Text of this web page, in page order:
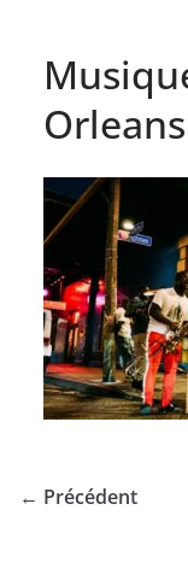
Orleans
← Précédent